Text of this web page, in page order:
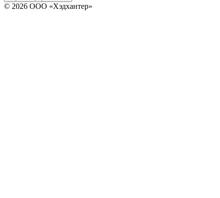
© 2026 ООО «Хэдхантер»